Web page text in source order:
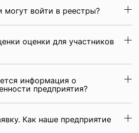
могут войти в реестры?
оценки для участников
информация о
предприятия?
Как наше предприятие